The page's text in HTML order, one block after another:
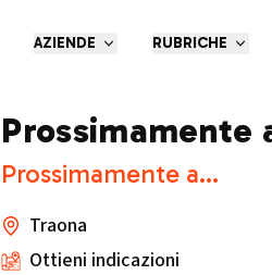
AZIENDE RUBRICHE
Prossimamente
Prossimamente a...
Traona
Ottieni indicazioni